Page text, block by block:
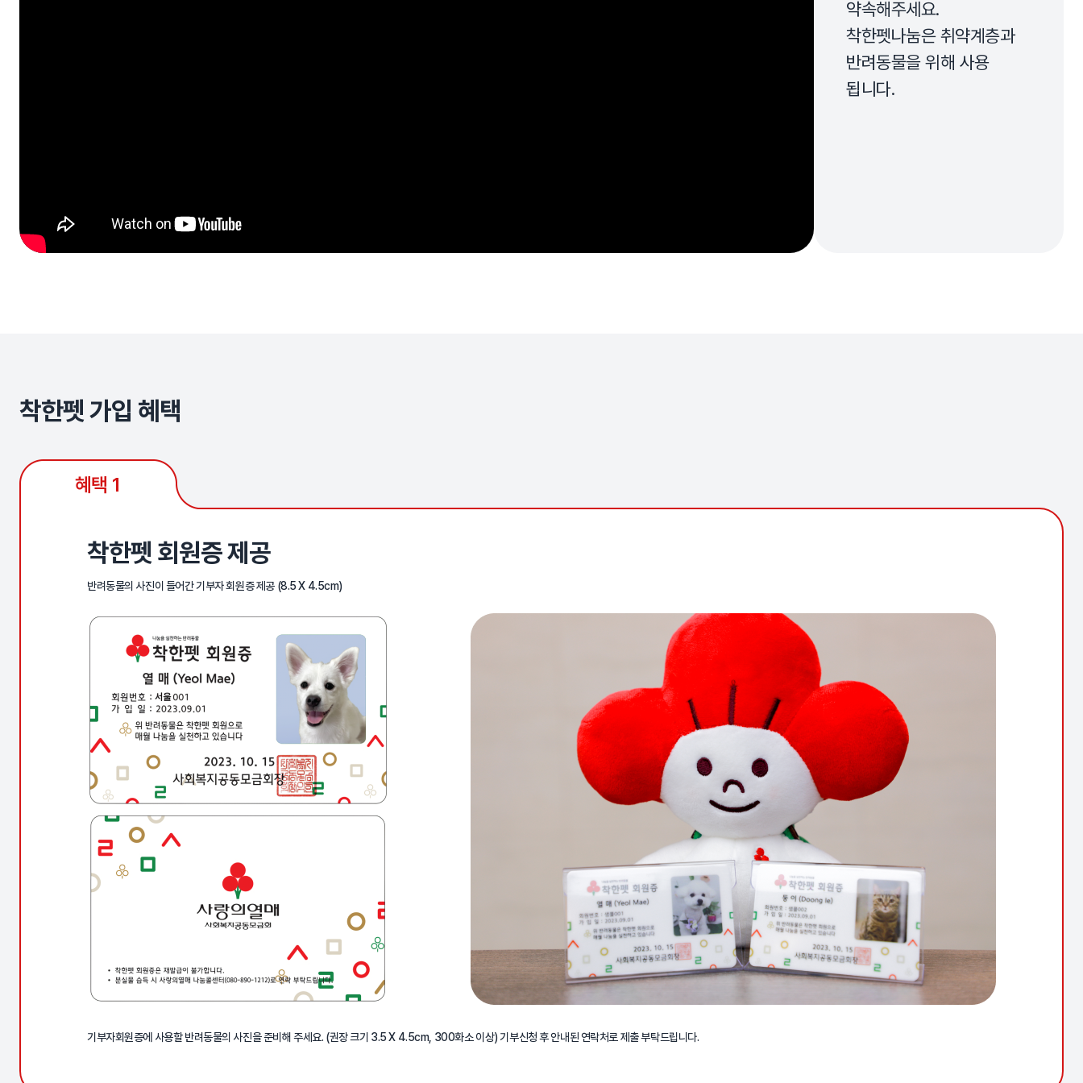
약속해주세요.
착한펫나눔은 취약계층과
반려동물을 위해 사용
됩니다.
착한펫 가입 혜택
혜택 1
착한펫 회원증 제공
반려동물의 사진이 들어간 기부자 회원증 제공 (8.5 X 4.5cm)
기부자회원증에 사용할 반려동물의 사진을 준비해 주세요. (권장 크기 3.5 X 4.5cm, 300화소 이상) 기부신청 후 안내된 연락처로 제출 부탁드립니다.